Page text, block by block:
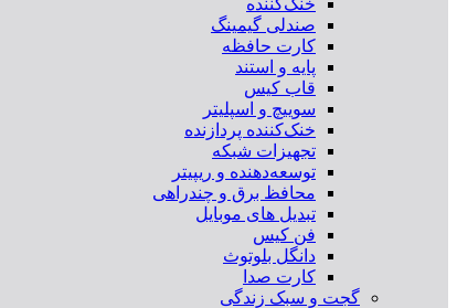
خنک‌کننده
صندلی گیمینگ
کارت حافظه
پایه و استند
قاب کیس
سوییچ و اسپلیتر
خنک‌کننده پردازنده
تجهیزات شبکه
توسعه‌دهنده و ریپیتر
محافظ برق و چندراهی
تبدیل های موبایل
فن کیس
دانگل بلوتوث
کارت صدا
گجت و سبک زندگی